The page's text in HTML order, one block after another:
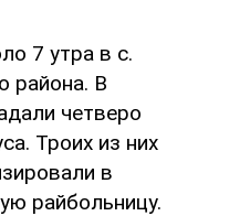
7 утра в с.
района. В
четверо
Троих из них
в
райбольницу.